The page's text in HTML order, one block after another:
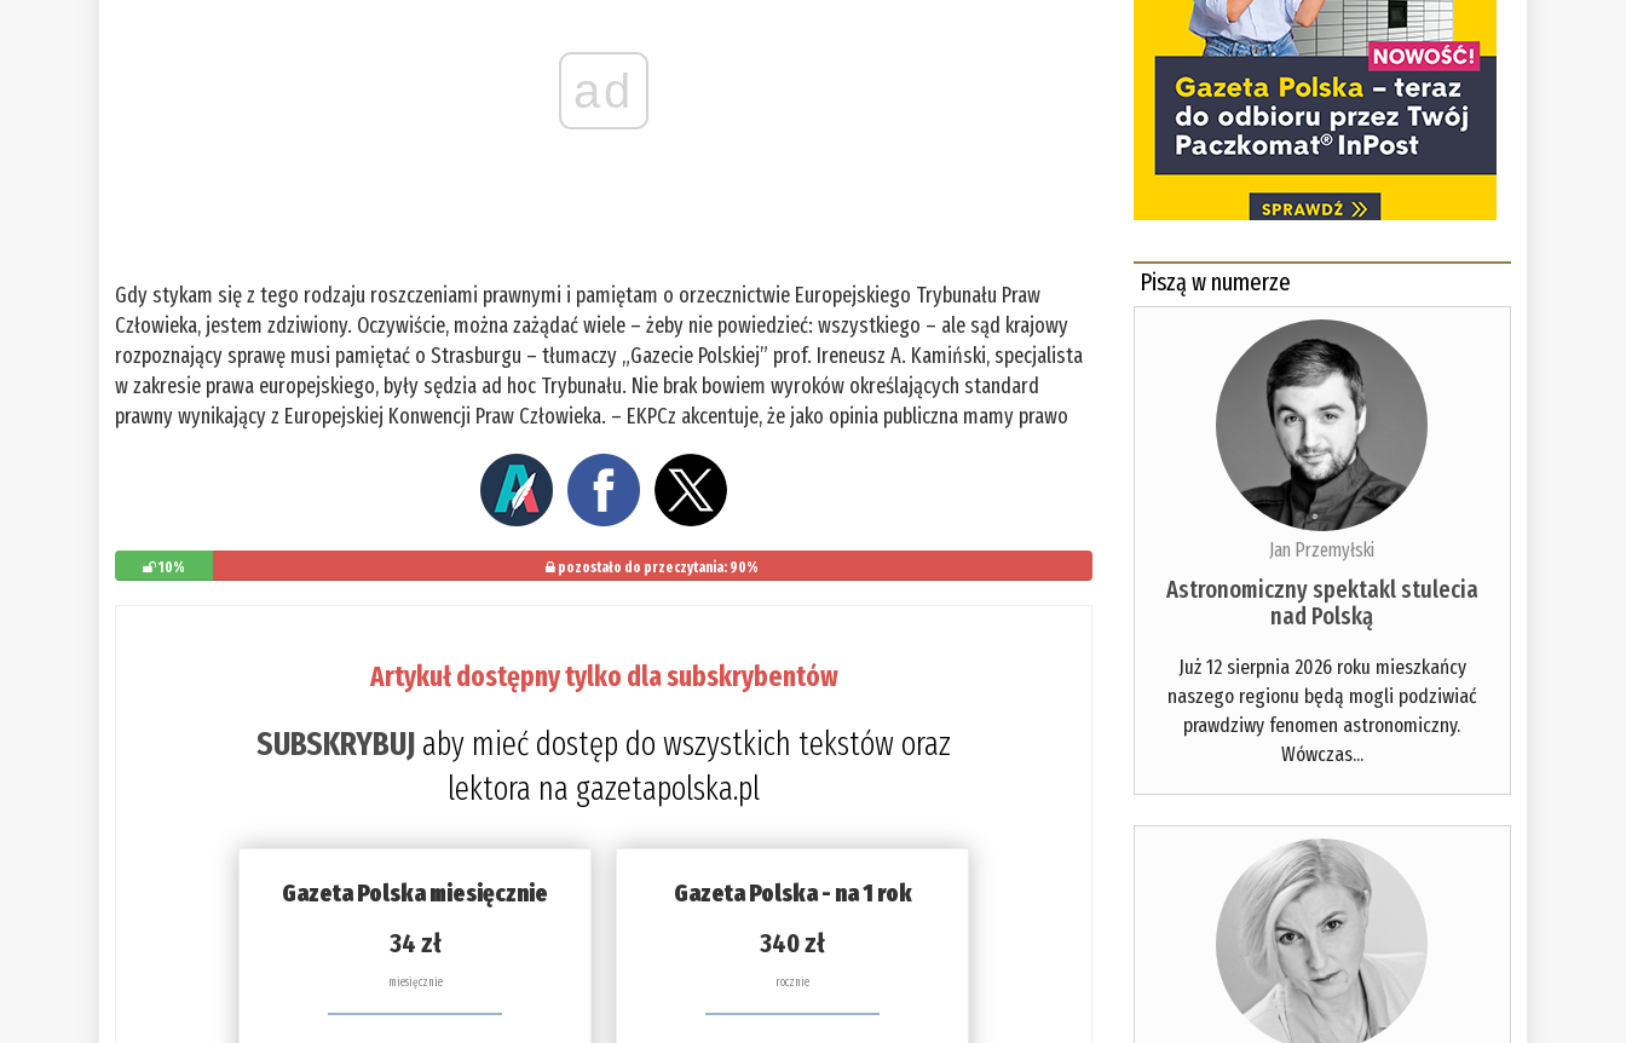
ad
Gdy stykam się z tego rodzaju roszczeniami prawnymi i pamiętam o orzecznictwie Europejskiego Trybunału Praw
Człowieka, jestem zdziwiony. Oczywiście, można zażądać wiele – żeby nie powiedzieć: wszystkiego – ale sąd krajowy
rozpoznający sprawę musi pamiętać o Strasburgu – tłumaczy „Gazecie Polskiej” prof. Ireneusz A. Kamiński, specjalista
w zakresie prawa europejskiego, były sędzia ad hoc Trybunału. Nie brak bowiem wyroków określających standard
prawny wynikający z Europejskiej Konwencji Praw Człowieka. – EKPCz akcentuje, że jako opinia publiczna mamy prawo
10% pozostało do przeczytania: 90%
Artykuł dostępny tylko dla subskrybentów
SUBSKRYBUJ aby mieć dostęp do wszystkich tekstów oraz
lektora na gazetapolska.pl
Gazeta Polska miesięcznie
34 zł
miesięcznie
Gazeta Polska - na 1 rok
340 zł
rocznie
Piszą w numerze
Jan Przemyłski
Astronomiczny spektakl stulecia
nad Polską
Już 12 sierpnia 2026 roku mieszkańcy
naszego regionu będą mogli podziwiać
prawdziwy fenomen astronomiczny.
Wówczas...